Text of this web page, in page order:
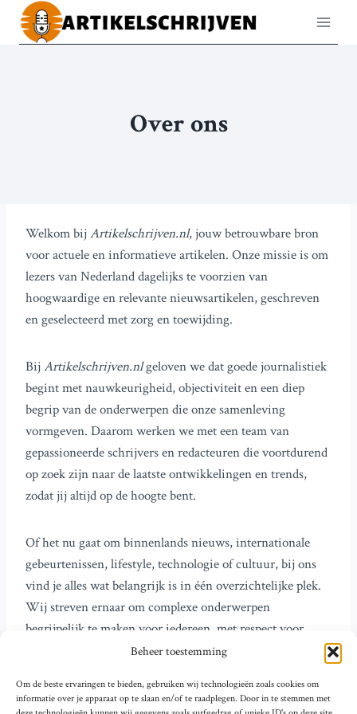
Beheer toestemming
Om de beste ervaringen te bieden, gebruiken wij technologieën zoals cookies om
informatie over je apparaat op te slaan en/of te raadplegen. Door in te stemmen met
Doorgaan
naar
Over ons
Welkom bijArtikelschrijven.nl, jouw betrouwbare bron
voor actuele en informatieve artikelen. Onze missie is om
lezers van Nederland dagelijks te voorzien van
hoogwaardige en relevante nieuwsartikelen, geschreven
en geselecteerd met zorg en toewijding.
BijArtikelschrijven.nlgeloven we dat goede journalistiek
begint met nauwkeurigheid, objectiviteit en een diep
begrip van de onderwerpen die onze samenleving
vormgeven. Daarom werken we met een team van
gepassioneerde schrijvers en redacteuren die voortdurend
op zoek zijn naar de laatste ontwikkelingen en trends,
zodat jij altijd op de hoogte bent.
Of het nu gaat om binnenlands nieuws, internationale
gebeurtenissen, lifestyle, technologie of cultuur, bij ons
vind je alles wat belangrijk is in één overzichtelijke plek.
Wij streven ernaar om complexe onderwerpen
begrijpelijk te maken voor iedereen, met respect voor
diversiteit en verschillende perspectieven.
Dank je wel voor het bezoeken vanArtikelschrijven.nl.